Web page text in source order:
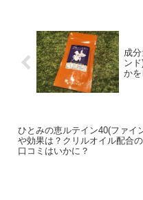
成
ン
か
ひとみの恵ルテイン40(ファイ
や効果は？クリルオイル配合
口コミはいかに？